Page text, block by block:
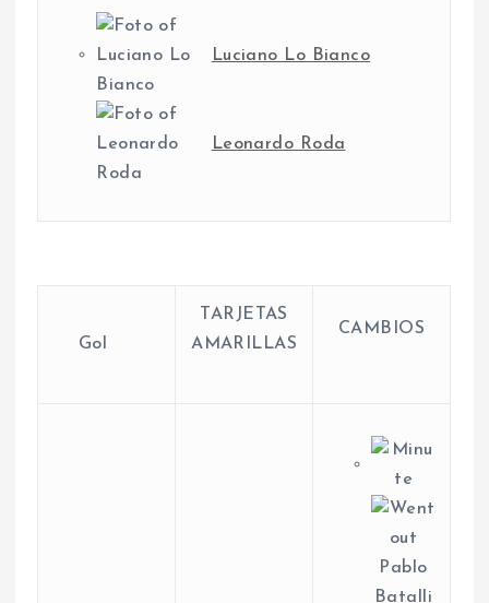
Luciano Lo Bianco
Leonardo Roda
Gol
TARJETAS
AMARILLAS
CAMBIOS
Pablo
Batalli